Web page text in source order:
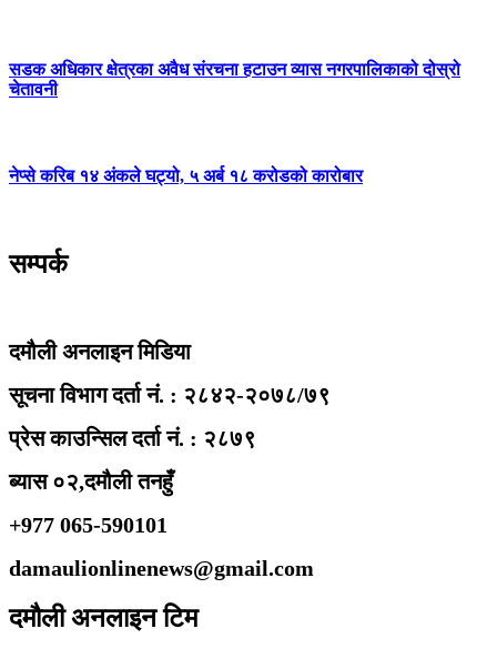
सडक अधिकार क्षेत्रका अवैध संरचना हटाउन व्यास नगरपालिकाको दोस्रो
चेतावनी
नेप्से करिब १४ अंकले घट्यो, ५ अर्ब १८ करोडको कारोबार
सम्पर्क
दमौली अनलाइन मिडिया
सूचना विभाग दर्ता नं. : २८४२-२०७८/७९
प्रेस काउन्सिल दर्ता नं. : २८७९
ब्यास ०२,दमौली तनहुँ
+977 065-590101
damaulionlinenews@gmail.com
दमौली अनलाइन टिम